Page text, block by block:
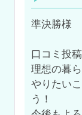
準決勝様
口コミ投
理想の暮
やりたい
う！